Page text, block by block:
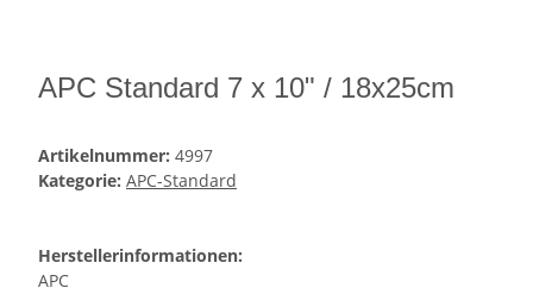
APC Standard 7 x 10" / 18x25cm
Artikelnummer: 4997
Kategorie: APC-Standard
Herstellerinformationen:
APC